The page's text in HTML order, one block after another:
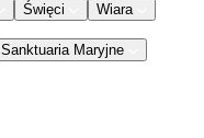
Święci Wiara
Sanktuaria Maryjne